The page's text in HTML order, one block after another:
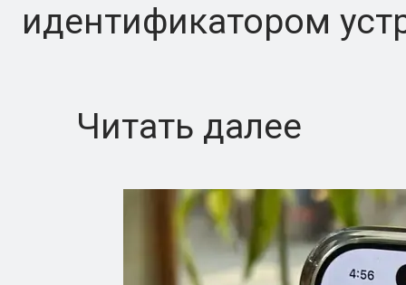
идентификатором
Читать далее